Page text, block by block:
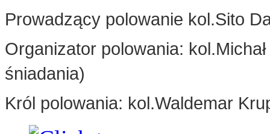
Prowadzący polowanie kol.Sito
Organizator polowania:
śniadania)
Król polowania: kol.Waldemar